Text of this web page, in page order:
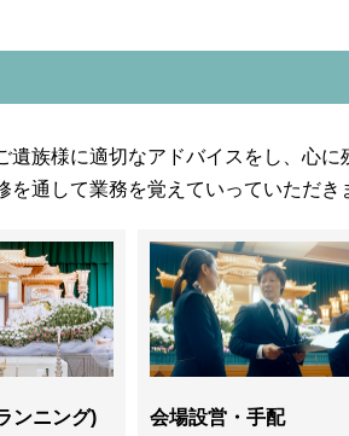
族様に適切なアドバイスをし、心に
通して業務を覚えていっていただき
ンニング) 会場設営・手配